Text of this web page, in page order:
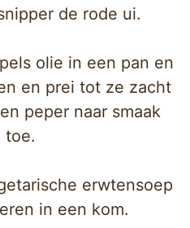
de rode ui.
olie in een pan en
en prei tot ze zacht
peper naar smaak
toe.
erwtensoep
in een kom.